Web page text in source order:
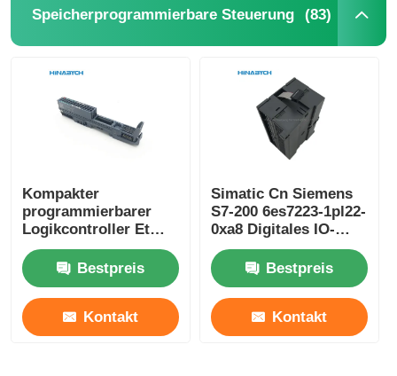
Speicherprogrammierbare Steuerung (83)
Kompakter
programmierbarer
Logikcontroller Et
200sp Siemens
6es7193-6bp20-0ba0
Bestpreis
Kontakt
Simatic Cn Siemens
S7-200 6es7223-1pl22-
0xa8 Digitales IO-
Modul Em 223 für S7-
22X CPU 16 Di 24V
Gleichspannung
Bestpreis
Kontakt